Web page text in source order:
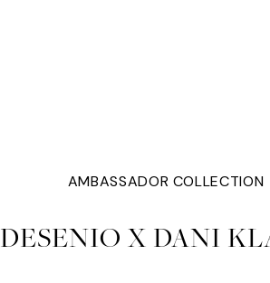
AMBASSADOR COLLECTION
DESENIO X DANI